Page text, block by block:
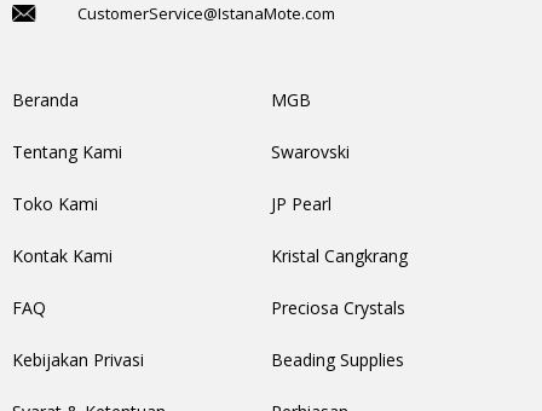
CustomerService@IstanaMote.com
Beranda
Tentang Kami
Toko Kami
Kontak Kami
FAQ
Kebijakan Privasi
MGB
Swarovski
JP Pearl
Kristal Cangkrang
Preciosa Crystals
Beading Supplies